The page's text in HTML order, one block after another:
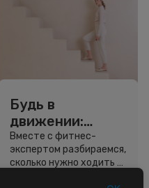
Будь в
движении:
сколько нужно
шагов для
красоты и
Вместе с фитнес-
экспертом разбираемся,
сколько нужно ходить и